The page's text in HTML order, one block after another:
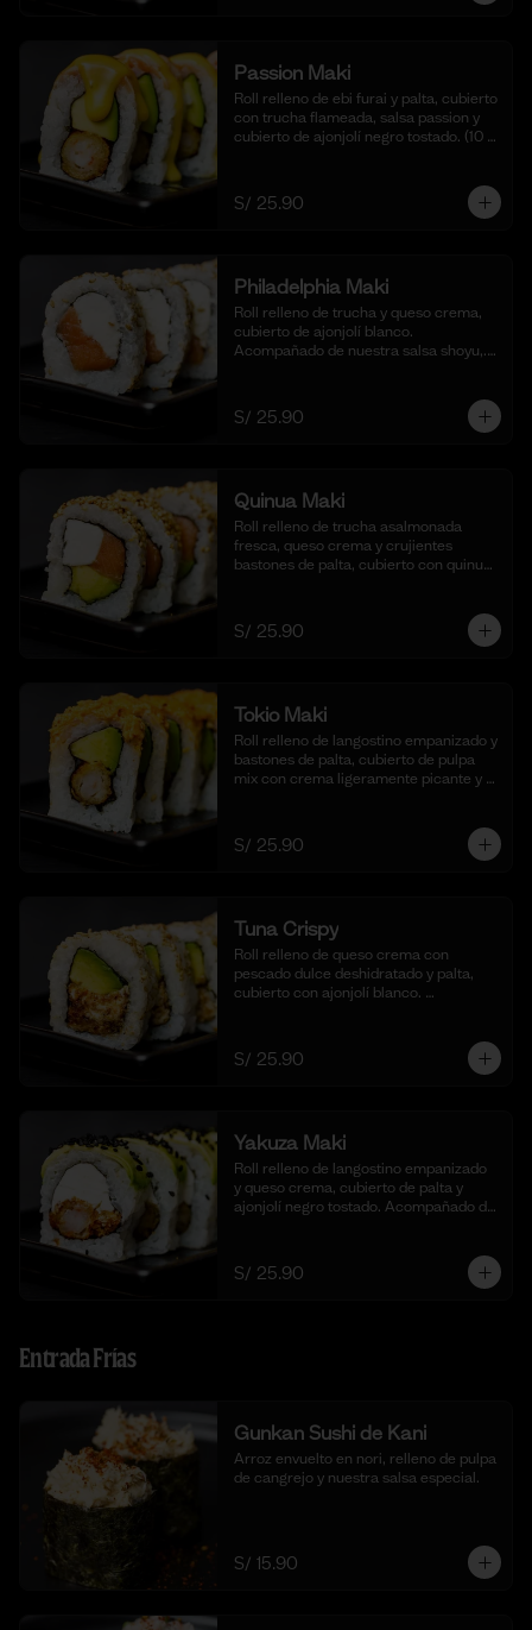
Passion Maki
Roll relleno de ebi furai y palta, cubierto
con trucha flameada, salsa passion y
cubierto de ajonjolí negro tostado. (10
S/ 25.90
Philadelphia Maki
Roll relleno de trucha y queso crema,
cubierto de ajonjolí blanco.
Acompañado de nuestra salsa shoyu,.
S/ 25.90
Quinua Maki
Roll relleno de trucha asalmonada
fresca, queso crema y crujientes
bastones de palta, cubierto con quinua
S/ 25.90
Tokio Maki
Roll relleno de langostino empanizado y
bastones de palta, cubierto de pulpa
mix con crema ligeramente picante y
S/ 25.90
Tuna Crispy
Roll relleno de queso crema con
pescado dulce deshidratado y palta,
cubierto con ajonjolí blanco.
S/ 25.90
Yakuza Maki
Roll relleno de langostino empanizado
y queso crema, cubierto de palta y
ajonjolí negro tostado. Acompañado de
S/ 25.90
Entrada Frías
Gunkan Sushi de Kani
Arroz envuelto en nori, relleno de pulpa
de cangrejo y nuestra salsa especial.
S/ 15.90